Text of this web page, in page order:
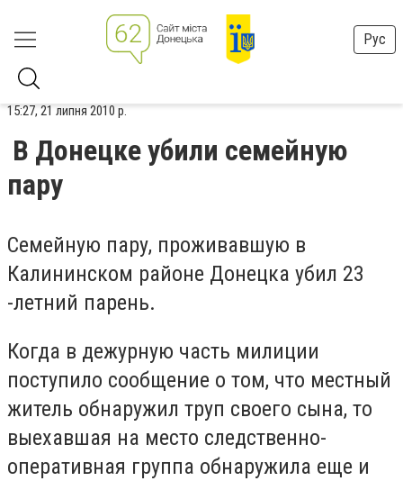
Рус
15:27, 21 липня 2010 р.
В Донецке убили семейную
пару
Семейную пару, проживавшую в
Калининском районе Донецка убил 23
-летний парень.
Когда в дежурную часть милиции
поступило сообщение о том, что местный
житель обнаружил труп своего сына, то
выехавшая на место следственно-
оперативная группа обнаружила еще и